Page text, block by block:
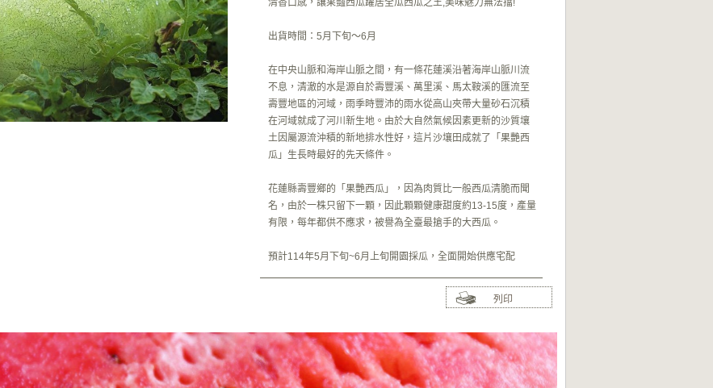
清香口感，讓果豔西瓜躍居全瓜西瓜之王,美味魅力無法擋!
出貨時間：5月下旬～6月
在中央山脈和海岸山脈之間，有一條花蓮溪沿著海岸山脈川流
不息，清澈的水是源自於壽豐溪、萬里溪、馬太鞍溪的匯流至
壽豐地區的河域，雨季時豐沛的雨水從高山夾帶大量砂石沉積
在河域就成了河川新生地。由於大自然氣候因素更新的沙質壤
土因屬源流沖積的新地排水性好，這片沙壤田成就了「果艷西
瓜」生長時最好的先天條件。
花蓮縣壽豐鄉的「果艷西瓜」，因為肉質比一般西瓜清脆而聞
名，由於一株只留下一顆，因此顆顆健康甜度約13-15度，產量
有限，每年都供不應求，被譽為全臺最搶手的大西瓜。
預計114年5月下旬~6月上旬開園採瓜，全面開始供應宅配
列印